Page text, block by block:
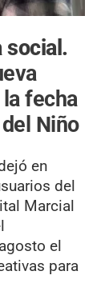
social.
fecha
Niño
en
del
Marcial
el
para